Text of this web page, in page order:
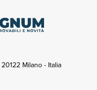
Milano - Italia